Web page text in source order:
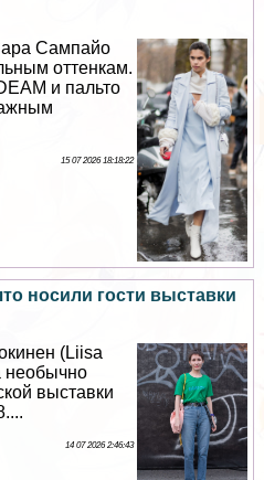
Сампайо
оттенкам.
и пальто
15 07 2026 18:18:22
носили гости выставки
(Liisa
необычно
выставки
14 07 2026 2:46:43